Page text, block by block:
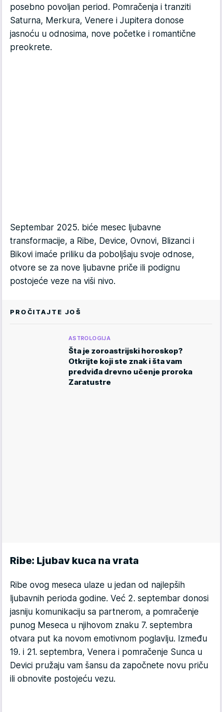
posebno povoljan period. Pomračenja i tranziti
Saturna, Merkura, Venere i Jupitera donose
jasnoću u odnosima, nove početke i romantične
preokrete.
Septembar 2025. biće mesec ljubavne
transformacije, a Ribe, Device, Ovnovi, Blizanci i
Bikovi imaće priliku da poboljšaju svoje odnose,
otvore se za nove ljubavne priče ili podignu
postojeće veze na viši nivo.
PROČITAJTE JOŠ
ASTROLOGIJA
Šta je zoroastrijski horoskop?
Otkrijte koji ste znak i šta vam
predviđa drevno učenje proroka
Zaratustre
Ribe: Ljubav kuca na vrata
Ribe ovog meseca ulaze u jedan od najlepših
ljubavnih perioda godine. Već 2. septembar donosi
jasniju komunikaciju sa partnerom, a pomračenje
punog Meseca u njihovom znaku 7. septembra
otvara put ka novom emotivnom poglavlju. Između
19. i 21. septembra, Venera i pomračenje Sunca u
Devici pružaju vam šansu da započnete novu priču
ili obnovite postojeću vezu.